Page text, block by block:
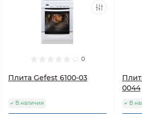
0
Плита Gefest 6100-03
В наличии
0044
В